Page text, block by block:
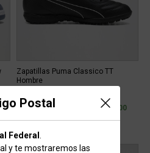
Postal
Federal
y te mostraremos las
Zapatillas Puma Classico TT
Hombre
2 cuotas sin interés de $45.000
Stock para envío